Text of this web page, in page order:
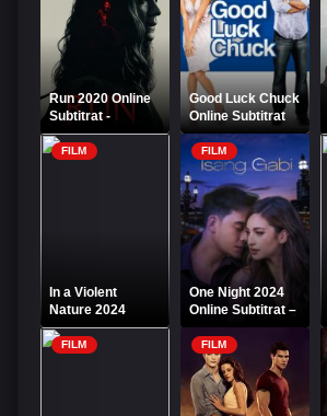
Run 2020 Online
Subtitrat -
Salvează-mă
Good Luck Chuck
Online Subtitrat
FILM
In a Violent
Nature 2024
Online Subtitrat –
Horror
FILM
One Night 2024
Online Subtitrat –
O noapte de
neuitat
FILM FILM